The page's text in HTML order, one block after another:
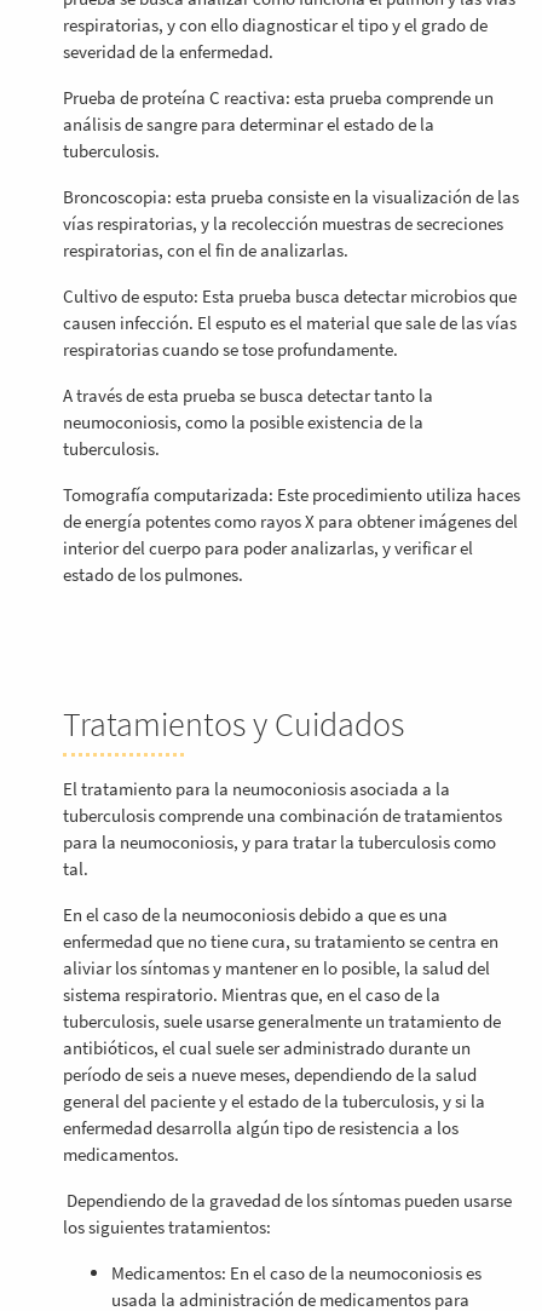
respiratorias, y con ello diagnosticar el tipo y el grado de
severidad de la enfermedad.
Prueba de proteína C reactiva: esta prueba comprende un
análisis de sangre para determinar el estado de la
tuberculosis.
Broncoscopia: esta prueba consiste en la visualización de las
vías respiratorias, y la recolección muestras de secreciones
respiratorias, con el fin de analizarlas.
Cultivo de esputo: Esta prueba busca detectar microbios que
causen infección. El esputo es el material que sale de las vías
respiratorias cuando se tose profundamente.
A través de esta prueba se busca detectar tanto la
neumoconiosis, como la posible existencia de la
tuberculosis.
Tomografía computarizada: Este procedimiento utiliza haces
de energía potentes como rayos X para obtener imágenes del
interior del cuerpo para poder analizarlas, y verificar el
estado de los pulmones.
Tratamientos y Cuidados
El tratamiento para la neumoconiosis asociada a la
tuberculosis comprende una combinación de tratamientos
para la neumoconiosis, y para tratar la tuberculosis como
tal.
En el caso de la neumoconiosis debido a que es una
enfermedad que no tiene cura, su tratamiento se centra en
aliviar los síntomas y mantener en lo posible, la salud del
sistema respiratorio. Mientras que, en el caso de la
tuberculosis, suele usarse generalmente un tratamiento de
antibióticos, el cual suele ser administrado durante un
período de seis a nueve meses, dependiendo de la salud
general del paciente y el estado de la tuberculosis, y si la
enfermedad desarrolla algún tipo de resistencia a los
medicamentos.
Dependiendo de la gravedad de los síntomas pueden usarse
los siguientes tratamientos:
Medicamentos: En el caso de la neumoconiosis es
usada la administración de medicamentos para